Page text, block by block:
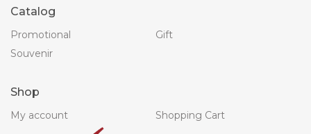
Catalog
Promotional
Gift
Souvenir
Shop
My account Shopping Cart